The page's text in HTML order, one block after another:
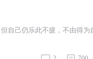
自己仍乐此不疲，不由得为